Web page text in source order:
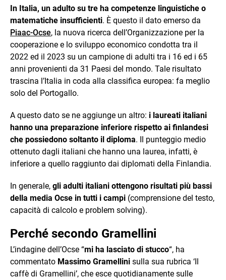
In Italia, un adulto su tre ha competenze linguistiche o
matematiche insufficienti. È questo il dato emerso da
Piaac-Ocse, la nuova ricerca dell’Organizzazione per la
cooperazione e lo sviluppo economico condotta tra il
2022 ed il 2023 su un campione di adulti tra i 16 ed i 65
anni provenienti da 31 Paesi del mondo. Tale risultato
trascina l’Italia in coda alla classifica europea: fa meglio
solo del Portogallo.
A questo dato se ne aggiunge un altro: i laureati italiani
hanno una preparazione inferiore rispetto ai finlandesi
che possiedono soltanto il diploma. Il punteggio medio
ottenuto dagli italiani che hanno una laurea, infatti, è
inferiore a quello raggiunto dai diplomati della Finlandia.
In generale, gli adulti italiani ottengono risultati più bassi
della media Ocse in tutti i campi (comprensione del testo,
capacità di calcolo e problem solving).
Perché secondo Gramellini
L’indagine dell’Ocse “mi ha lasciato di stucco“, ha
commentato Massimo Gramellini sulla sua rubrica ‘Il
caffè di Gramellini’, che esce quotidianamente sulle